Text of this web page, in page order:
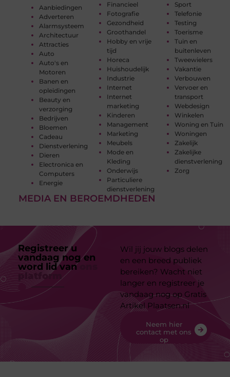
Aanbiedingen
Adverteren
Alarmsysteem
Architectuur
Attracties
Auto
Auto's en
Motoren
Banen en
opleidingen
Beauty en
verzorging
Bedrijven
Bloemen
Cadeau
Dienstverlening
Dieren
Electronica en
Computers
Energie
Financieel
Fotografie
Gezondheid
Groothandel
Hobby en vrije
tijd
Horeca
Huishoudelijk
Industrie
Internet
Internet
marketing
Kinderen
Management
Marketing
Meubels
Mode en
Kleding
Onderwijs
Particuliere
dienstverlening
Sport
Telefonie
Testing
Toerisme
Tuin en
buitenleven
Tweewielers
Vakantie
Verbouwen
Vervoer en
transport
Webdesign
Winkelen
Woning en Tuin
Woningen
Zakelijk
Zakelijke
dienstverlening
Zorg
MEDIA EN BEROEMDHEDEN
Registreer u
vandaag nog en
word lid van
platform
Wil jij jouw blogs delen
en een breed publiek
bereiken? Wacht niet
langer en registreer je
vandaag nog op Gratis
Artikel Plaatsen.nl
Neem hier
contact met ons
op